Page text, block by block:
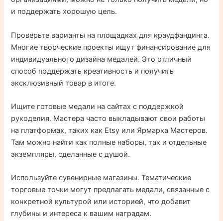
и поддержать хорошую цель.
Проверьте варианты на площадках для краудфандинга.
Многие творческие проекты ищут финансирование для
индивидуального дизайна медалей. Это отличный
способ поддержать креативность и получить
эксклюзивный товар в итоге.
Ищите готовые медали на сайтах с поддержкой
рукоделия. Мастера часто выкладывают свои работы
на платформах, таких как Etsy или Ярмарка Мастеров.
Там можно найти как полные наборы, так и отдельные
экземпляры, сделанные с душой.
Используйте сувенирные магазины. Тематические
торговые точки могут предлагать медали, связанные с
конкретной культурой или историей, что добавит
глубины и интереса к вашим наградам.